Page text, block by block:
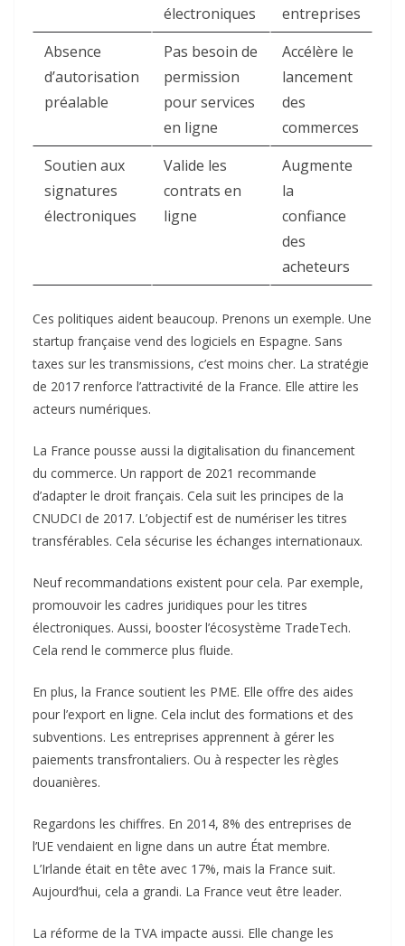
électroniques
entreprises
Absence
d’autorisation
préalable
Pas besoin de
permission
pour services
en ligne
Accélère le
lancement
des
commerces
Soutien aux
signatures
électroniques
Valide les
contrats en
ligne
Augmente
la
confiance
des
acheteurs
Ces politiques aident beaucoup. Prenons un exemple. Une
startup française vend des logiciels en Espagne. Sans
taxes sur les transmissions, c’est moins cher. La stratégie
de 2017 renforce l’attractivité de la France. Elle attire les
acteurs numériques.
La France pousse aussi la digitalisation du financement
du commerce. Un rapport de 2021 recommande
d’adapter le droit français. Cela suit les principes de la
CNUDCI de 2017. L’objectif est de numériser les titres
transférables. Cela sécurise les échanges internationaux.
Neuf recommandations existent pour cela. Par exemple,
promouvoir les cadres juridiques pour les titres
électroniques. Aussi, booster l’écosystème TradeTech.
Cela rend le commerce plus fluide.
En plus, la France soutient les PME. Elle offre des aides
pour l’export en ligne. Cela inclut des formations et des
subventions. Les entreprises apprennent à gérer les
paiements transfrontaliers. Ou à respecter les règles
douanières.
Regardons les chiffres. En 2014, 8% des entreprises de
l’UE vendaient en ligne dans un autre État membre.
L’Irlande était en tête avec 17%, mais la France suit.
Aujourd’hui, cela a grandi. La France veut être leader.
La réforme de la TVA impacte aussi. Elle change les